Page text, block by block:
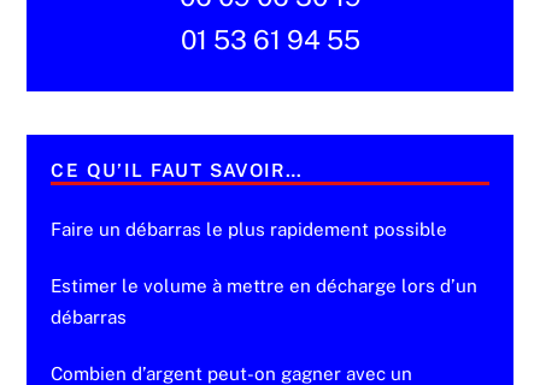
01 53 61 94 55
CE QU’IL FAUT SAVOIR…
Faire un débarras le plus rapidement possible
Estimer le volume à mettre en décharge lors d’un
débarras
Combien d’argent peut-on gagner avec un